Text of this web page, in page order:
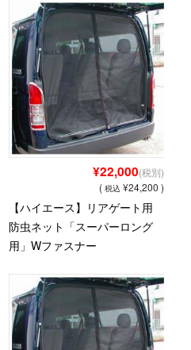
店舗案内
本社三芳展示場/三芳工場
宮城営業所[Dr.RV仙台]
Dr.RV東北（タック）
中部営業所[Dr.RV中部]
Dr.RV岐阜（福井自動車）
九州営業所[Dr.RV九州]（
キャンピングカー
Flipper
¥22,000(税別)
( 税込 ¥24,200 )
【ハイエース】リアゲート用
防虫ネット「スーパーロング
用」Wファスナー